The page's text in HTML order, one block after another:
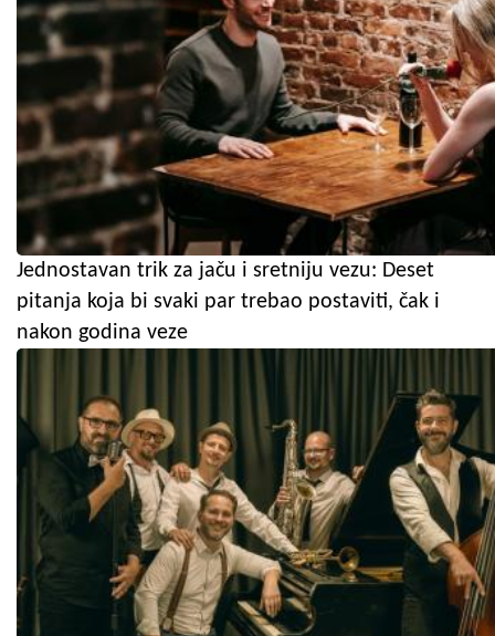
Jednostavan trik za jaču i sretniju vezu: Deset
pitanja koja bi svaki par trebao postaviti, čak i
nakon godina veze